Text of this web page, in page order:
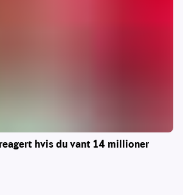
hvis du vant 14 millioner